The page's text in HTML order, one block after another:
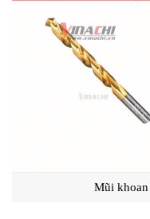
Mũi khoan